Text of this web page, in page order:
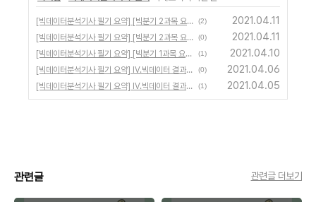
[빅데이터분석기사 필기 요약] [빅분기 2과목 요약] II. 빅데이터 탐색 - 요약 (2) (2) 2021.04.11
[빅데이터분석기사 필기 요약] [빅분기 2과목 요약] II. 빅데이터 탐색 - 요약 (1) (0) 2021.04.11
[빅데이터분석기사 필기 요약] [빅분기 1과목 요약] I.빅데이터 분석 기획 - 요약 (1) (1) 2021.04.10
[빅데이터분석기사 필기 요약] IV.빅데이터 결과 해석 - 02. 분석 결과 해석 및 활용 (4) (0) 2021.04.06
[빅데이터분석기사 필기 요약] IV.빅데이터 결과 해석 - 02. 분석 결과 해석 및 활용 (3) (1) 2021.04.05
관련글 관련글 더보기